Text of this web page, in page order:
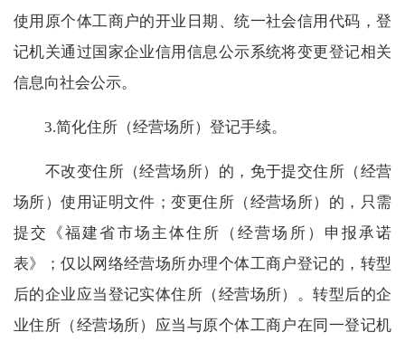
使用原个体工商户的开业日期、统一社会信用代码，登
记机关通过国家企业信用信息公示系统将变更登记相关
信息向社会公示。
3.简化住所（经营场所）登记手续。
不改变住所（经营场所）的，免于提交住所（经营
场所）使用证明文件；变更住所（经营场所）的，只需
提交《福建省市场主体住所（经营场所）申报承诺
表》；仅以网络经营场所办理个体工商户登记的，转型
后的企业应当登记实体住所（经营场所）。转型后的企
业住所（经营场所）应当与原个体工商户在同一登记机